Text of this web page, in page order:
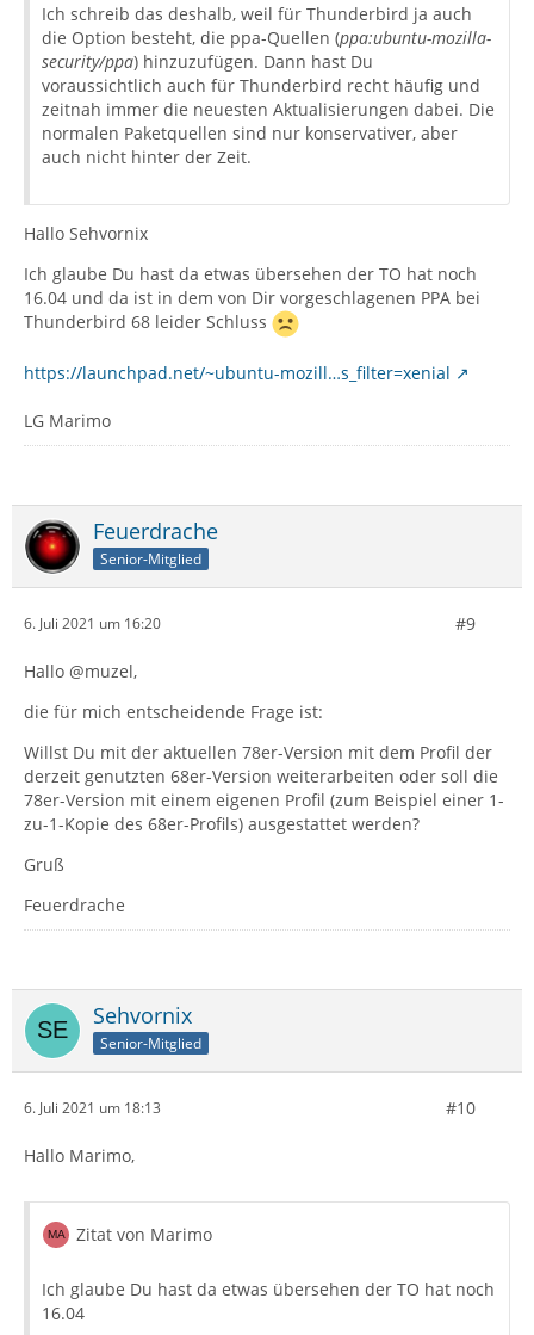
Ich schreib das deshalb, weil für Thunderbird ja auch
die Option besteht, die ppa-Quellen (ppa:ubuntu-mozilla-
security/ppa) hinzuzufügen. Dann hast Du
voraussichtlich auch für Thunderbird recht häufig und
zeitnah immer die neuesten Aktualisierungen dabei. Die
normalen Paketquellen sind nur konservativer, aber
auch nicht hinter der Zeit.
Hallo Sehvornix
Ich glaube Du hast da etwas übersehen der TO hat noch
16.04 und da ist in dem von Dir vorgeschlagenen PPA bei
Thunderbird 68 leider Schluss
https://launchpad.net/~ubuntu-mozill…s_filter=xenial
LG Marimo
Feuerdrache
Senior-Mitglied
6. Juli 2021 um 16:20 #9
Hallo @muzel,
die für mich entscheidende Frage ist:
Willst Du mit der aktuellen 78er-Version mit dem Profil der
derzeit genutzten 68er-Version weiterarbeiten oder soll die
78er-Version mit einem eigenen Profil (zum Beispiel einer 1-
zu-1-Kopie des 68er-Profils) ausgestattet werden?
Gruß
Feuerdrache
Sehvornix
Senior-Mitglied
6. Juli 2021 um 18:13 #10
Hallo Marimo,
Zitat von Marimo
Ich glaube Du hast da etwas übersehen der TO hat noch
16.04